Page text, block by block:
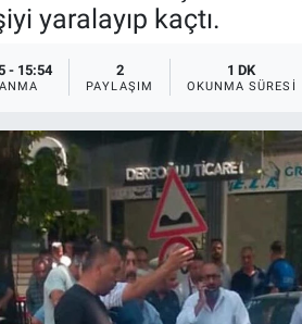
yaralayıp kaçtı.
- 15:54 2
PAYLAŞIM
1 DK
OKUNMA SÜRESI